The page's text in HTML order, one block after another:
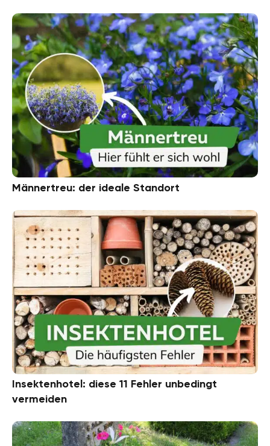
Männertreu: der ideale Standort
Insektenhotel: diese 11 Fehler unbedingt
vermeiden